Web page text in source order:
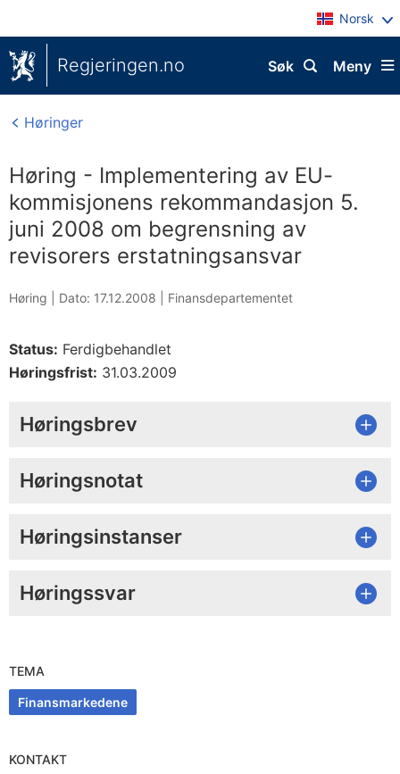
Norsk
Regjeringen.no Meny
Søk
Høringer
Høring - Implementering av EU-
kommisjonens rekommandasjon 5.
juni 2008 om begrensning av
revisorers erstatningsansvar
Høring | Dato: 17.12.2008 Finansdepartementet
Status: Ferdigbehandlet
Høringsfrist: 31.03.2009
Høringsbrev
Høringsnotat
Høringsinstanser
Høringssvar
TEMA
Finansmarkedene
KONTAKT